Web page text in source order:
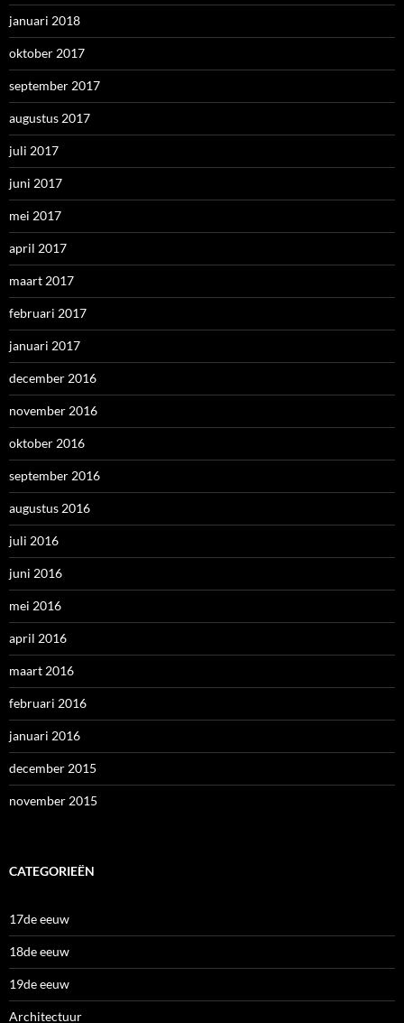
januari 2018
oktober 2017
september 2017
augustus 2017
juli 2017
juni 2017
mei 2017
april 2017
maart 2017
februari 2017
januari 2017
december 2016
november 2016
oktober 2016
september 2016
augustus 2016
juli 2016
juni 2016
mei 2016
april 2016
maart 2016
februari 2016
januari 2016
december 2015
november 2015
CATEGORIEËN
17de eeuw
18de eeuw
19de eeuw
Architectuur